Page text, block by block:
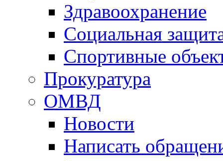
Здравоохранение
Социальная
Спортивные
Прокуратура
ОМВД
Новости
Написать